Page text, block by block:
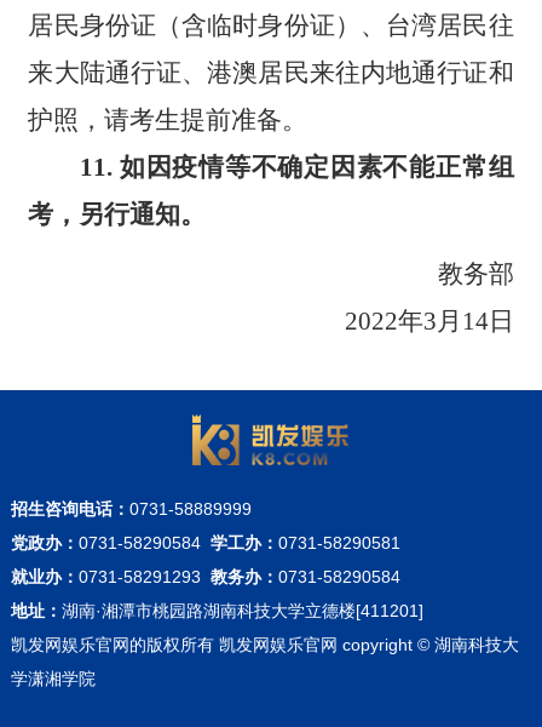
居民身份证（含临时身份证）、台湾居民往
来大陆通行证、港澳居民来往内地通行证和
护照 ，请考生提前准备。
11. 如因疫情等不确定因素不能正常组
考，另行通知。
教务部
2022年3月 14日
招生咨询电话： 0731-58889999
党政办： 0731-58290584 学工办： 0731-58290581
就业办： 0731-58291293 教务办： 0731-58290584
地址： 湖南·湘潭市桃园路湖南科技大学立德楼[411201]
凯发网娱乐官网的版权所有 凯发网娱乐官网 copyright © 湖南科技大
学潇湘学院